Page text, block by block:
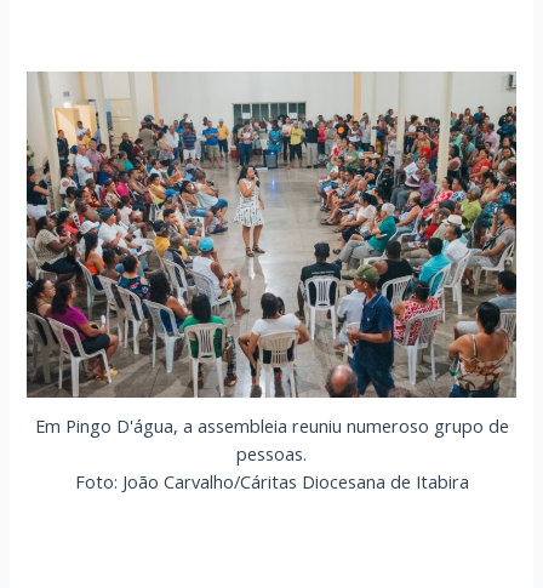
Em Pingo D'água, a assembleia reuniu numeroso grupo de
pessoas.
Foto: João Carvalho/Cáritas Diocesana de Itabira